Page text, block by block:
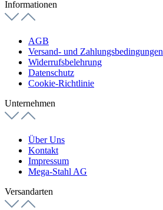
Informationen
AGB
Versand- und Zahlungsbedingungen
Widerrufsbelehrung
Datenschutz
Cookie-Richtlinie
Unternehmen
Über Uns
Kontakt
Impressum
Mega-Stahl AG
Versandarten